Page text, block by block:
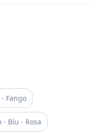
Fango
- Blu - Rosa